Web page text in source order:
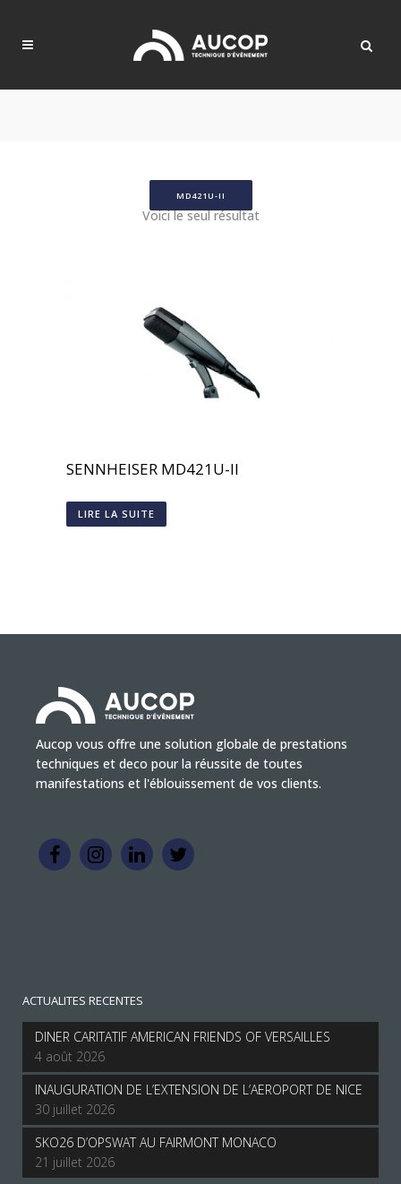
MD421U-II
Voici le seul résultat
SENNHEISER MD421U-II
LIRE LA SUITE
Aucop vous offre une solution globale de prestations
techniques et deco pour la réussite de toutes
manifestations et l'éblouissement de vos clients.
ACTUALITES RECENTES
DINER CARITATIF AMERICAN FRIENDS OF VERSAILLES
4 août 2026
INAUGURATION DE L’EXTENSION DE L’AEROPORT DE NICE
30 juillet 2026
SKO26 D’OPSWAT AU FAIRMONT MONACO
21 juillet 2026